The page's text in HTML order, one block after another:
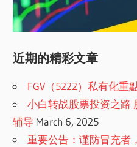
近期的精彩文章
FGV（5222）私有化重
小白转战股票投资之路
辅导 March 6, 2025
重要公告：谨防冒充者